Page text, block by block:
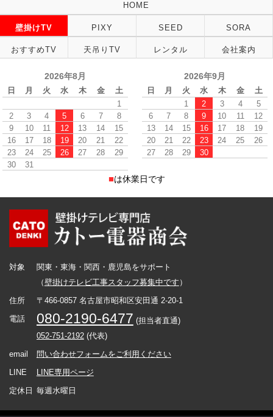
HOME
壁掛けTV PIXY SEED SORA
おすすめTV 天吊りTV レンタル 会社案内
2026年8月
日 月 火 水 木 金
土
1
2
3 4 5 6 7
8
9
10 11 12 13 14
15
16
17 18 19 20 21
22
23
24 25 26 27 28
29
30
31
2026年9月
日 月 火 水 木 金
土
1
2 3 4
5
6
7 8 9 10 11
12
13
14 15 16 17 18
19
20
21 22 23 24 25
26
27
28 29 30
■は休業日です
対象
関東・東海・関西・鹿児島をサポート
（壁掛けテレビ工事スタッフ募集中です ）
住所
〒466-0857 名古屋市昭和区安田通 2-20-1
電話
080-2190-6477 (担当者直通)
052-751-2192(代表)
email
問い合わせフォームをご利用ください
LINE
LINE専用ページ
定休日 毎週水曜日